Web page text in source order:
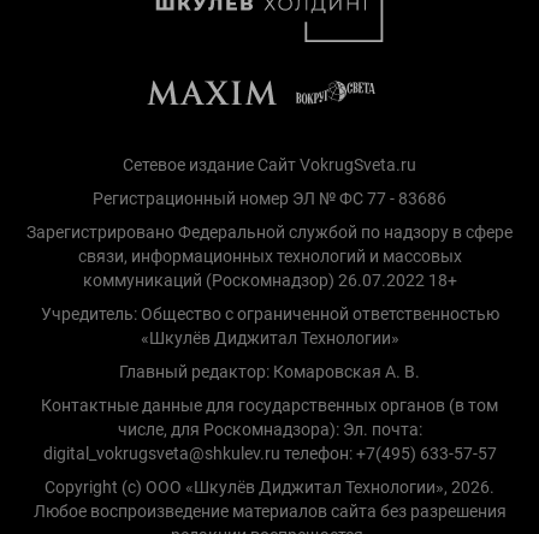
Сетевое издание Сайт VokrugSveta.ru
Регистрационный номер ЭЛ № ФС 77 - 83686
Зарегистрировано Федеральной службой по надзору в сфере
связи, информационных технологий и массовых
коммуникаций (Роскомнадзор) 26.07.2022 18+
Учредитель: Общество с ограниченной ответственностью
«Шкулёв Диджитал Технологии»
Главный редактор: Комаровская А. В.
Контактные данные для государственных органов (в том
числе, для Роскомнадзора): Эл. почта:
digital_vokrugsveta@shkulev.ru телефон: +7(495) 633-57-57
Copyright (с) ООО «Шкулёв Диджитал Технологии», 2026.
Любое воспроизведение материалов сайта без разрешения